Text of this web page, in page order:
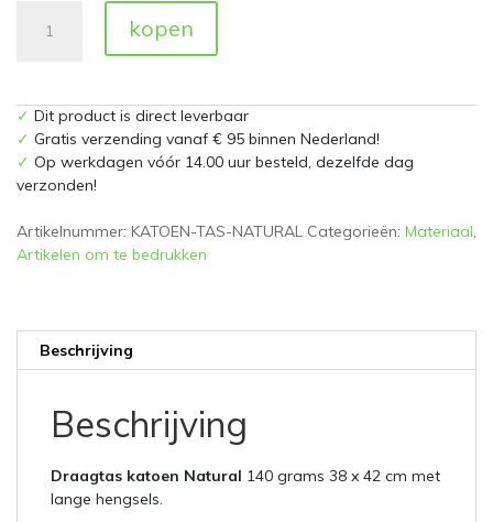
kopen
✓ Dit product is direct leverbaar
✓ Gratis verzending vanaf € 95 binnen Nederland!
✓ Op werkdagen vóór 14.00 uur besteld, dezelfde dag
verzonden!
Artikelnummer: KATOEN-TAS-NATURAL Categorieën: Materiaal,
Artikelen om te bedrukken
Beschrijving
Beschrijving
Draagtas katoen Natural 140 grams 38 x 42 cm met
lange hengsels.